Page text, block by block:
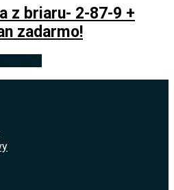
z briaru- 2-87-9 +
zadarmo!